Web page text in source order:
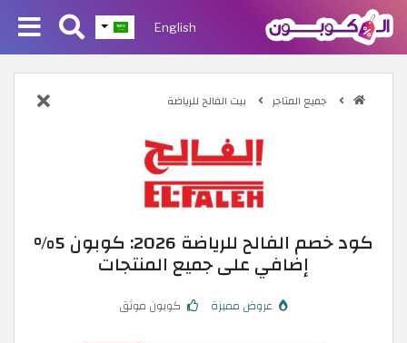
English
جميع المتاجر بيت الفالح للرياضة
كود خصم الفالح للرياضة 2026: كوبون 5%
إضافي على جميع المنتجات
عروض مميزة كوبون موثق